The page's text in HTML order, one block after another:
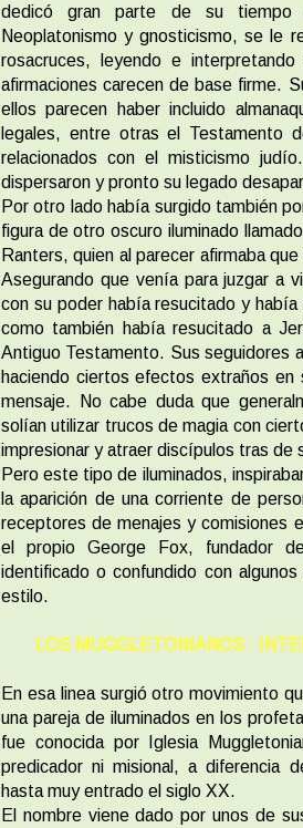
dedicó gran parte de su tiempo
Neoplatonismo y gnosticismo, se le
rosacruces, leyendo e
afirmaciones carecen de base firme.
ellos parecen haber incluido
legales, entre otras el Testamento
relacionados con el misticismo
dispersaron y pronto su legado
Por otro lado había surgido también
figura de otro oscuro iluminado
Ranters, quien al parecer afirmaba
Asegurando que venía para juzgar a
con su poder había resucitado y
como también había resucitado a
Antiguo Testamento. Sus seguidores
haciendo ciertos efectos extraños en
mensaje. No cabe duda que
solían utilizar trucos de magia con
impresionar y atraer discípulos tras de
Pero este tipo de iluminados,
la aparición de una corriente de
receptores de menajes y comisiones
el propio George Fox, fundador
identificado o confundido con
estilo.
LOS MUGGLETONIANOS :
En esa linea surgió otro movimiento
una pareja de iluminados en los
fue conocida por Iglesia
predicador ni misional, a diferencia
hasta muy entrado el siglo XX.
El nombre viene dado por unos de